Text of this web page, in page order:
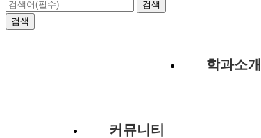
검색
검색
학과소개
커뮤니티